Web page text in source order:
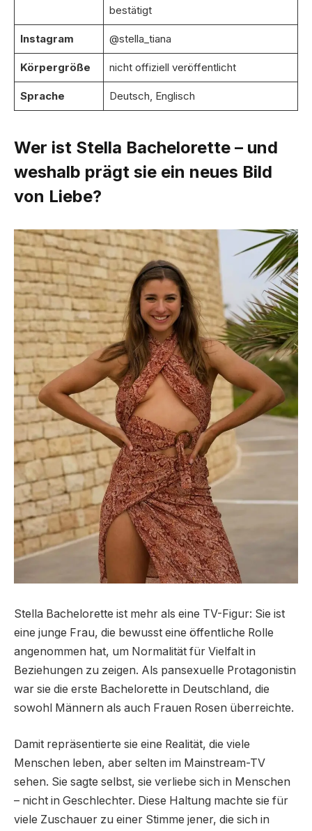
bestätigt
Instagram @stella_tiana
Körpergröße nicht offiziell veröffentlicht
Sprache Deutsch, Englisch
Wer ist Stella Bachelorette – und
weshalb prägt sie ein neues Bild
von Liebe?
Stella Bachelorette ist mehr als eine TV-Figur: Sie ist
eine junge Frau, die bewusst eine öffentliche Rolle
angenommen hat, um Normalität für Vielfalt in
Beziehungen zu zeigen. Als pansexuelle Protagonistin
war sie die erste Bachelorette in Deutschland, die
sowohl Männern als auch Frauen Rosen überreichte.
Damit repräsentierte sie eine Realität, die viele
Menschen leben, aber selten im Mainstream-TV
sehen. Sie sagte selbst, sie verliebe sich in Menschen
– nicht in Geschlechter. Diese Haltung machte sie für
viele Zuschauer zu einer Stimme jener, die sich in